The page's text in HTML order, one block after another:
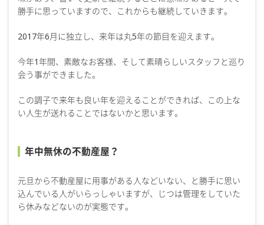
勝手に思っていますので、これからも継続していきます。
2017年6月に独立し、来年は丸5年の節目を迎えます。
今年1年間、素敵なお客様、そして素晴らしいスタッフと巡り
会う事ができました。
この調子で来年も良い年を迎えることができれば、この上な
い人生が送れることではないかと思います。
年中無休の不動産屋？
元旦から不動産屋に用事がある人などいない、と勝手に思い
込んでいる人がいらっしゃいますが、じつは管理をしていた
ら休みなどないのが実態です。